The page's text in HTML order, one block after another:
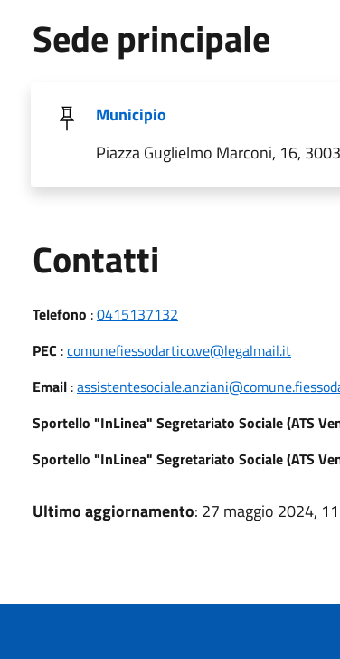
Sede principale
Municipio
Piazza Guglielmo Marconi, 16,
Contatti
Telefono :0415137132
PEC :comunefiessodartico.ve@legalmail.it
Email:
Sportello "InLinea" Segretariato Sociale (ATS
Sportello "InLinea" Segretariato Sociale (ATS
Ultimo aggiornamento: 27 maggio 2024,